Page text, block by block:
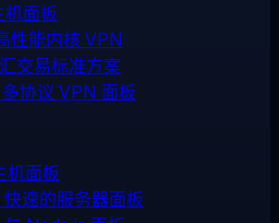
机面板
性能内核 VPN
交易标准方案
多协议 VPN 面板
机面板
快速的服务器面板